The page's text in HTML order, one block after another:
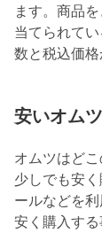
ます。商品
当てられて
数と税込価格
安いオム
オムツはど
少しでも安
ールなどを
安く購入す